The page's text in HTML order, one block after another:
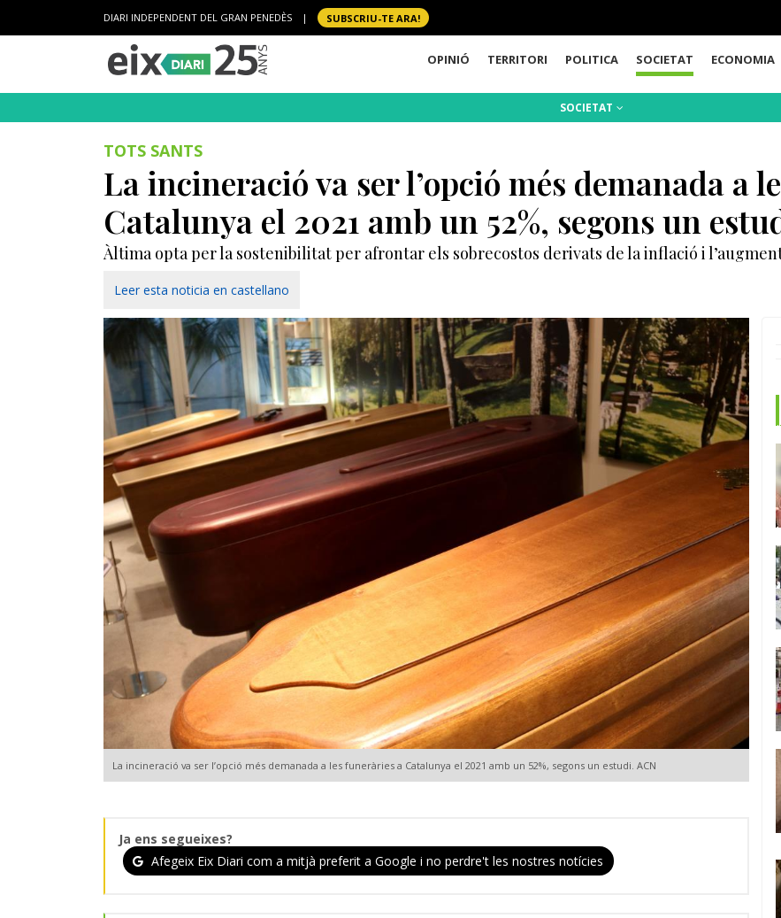
DIARI INDEPENDENT DEL GRAN PENEDÈS | SUBSCRIU-TE ARA!
OPINIÓ TERRITORI POLITICA SOCIETAT ECONOMIA
SOCIETAT
TOTS SANTS
La incineració va ser l’opció més demanada a
Catalunya el 2021 amb un 52%, segons un
Àltima opta per la sostenibilitat per afrontar els sobrecostos derivats de la inflació i
Leer esta noticia en castellano
La incineració va ser l’opció més demanada a les funeràries a Catalunya el 2021 amb un 52%, segons un estudi. ACN
Ja ens segueixes?
Afegeix Eix Diari com a mitjà preferit a Google i no perdre't les nostres notícies